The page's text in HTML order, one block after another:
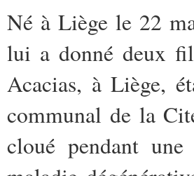
Né à Liège le 22
lui a donné deux
Acacias, à Liège,
communal de la
cloué pendant